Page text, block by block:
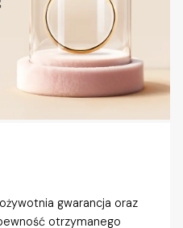
gwarancja oraz
otrzymanego